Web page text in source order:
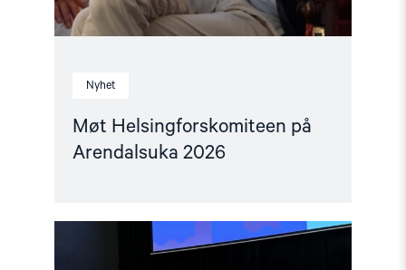
Nyhet
Møt Helsingforskomiteen på
Arendalsuka 2026
article